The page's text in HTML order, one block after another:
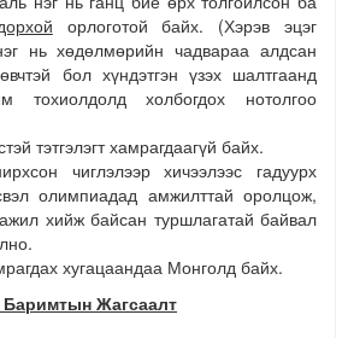
орлоготой байх. (Хэрэв эцэг
нь хөдөлмөрийн чадвараа алдсан
бол хүндэтгэн үзэх шалтгаанд
тохиолдолд холбогдох нотолгоо
тэтгэлэгт хамрагдаагүй байх.
чиглэлээр хичээлээс гадуурх
олимпиадад амжилттай оролцож,
хийж байсан туршлагатай байвал
хугацаандаа Монголд байх.
Жагсаалт